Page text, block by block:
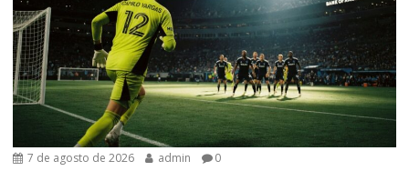
7 de agosto de 2026 admin 0